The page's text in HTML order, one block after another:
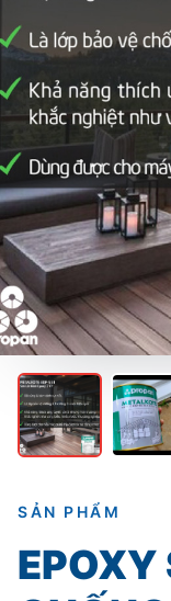
SẢN PHẨM
EPOXY